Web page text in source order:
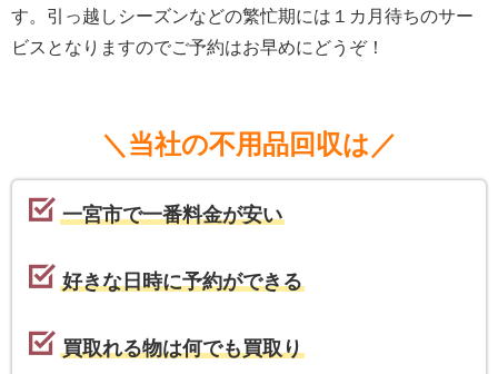
す。引っ越しシーズンなどの繁忙期には１カ月待ちのサー
ビスとなりますのでご予約はお早めにどうぞ！
＼当社の不用品回収は／
一宮市で一番料金が安い
好きな日時に予約ができる
買取れる物は何でも買取り